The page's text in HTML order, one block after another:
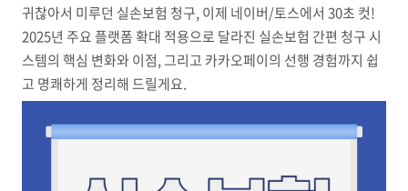
귀찮아서 미루던 실손보험 청구, 이제 네이버/토스에서 30초 컷!
2025년 주요 플랫폼 확대 적용으로 달라진 실손보험 간편 청구 시
스템의 핵심 변화와 이점, 그리고 카카오페이의 선행 경험까지 쉽
고 명쾌하게 정리해 드릴게요.